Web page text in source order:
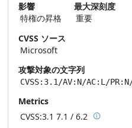
影響
特権の昇格
最大深刻度
重要
CVSS ソース
Microsoft
攻撃対象の文字列
CVSS:3.1/AV:N/AC:L/
Metrics
CVSS:3.1 7.1 / 6.2 Base